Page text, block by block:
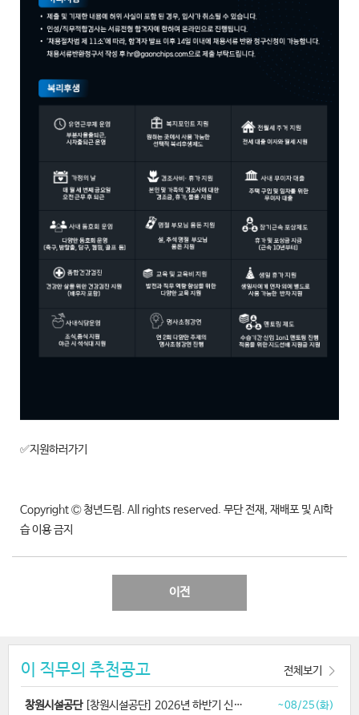
✅지원하러가기
Copyright Ⓒ 청년드림. All rights reserved. 무단 전재, 재배포 및 AI학
습 이용 금지
이전
이 직무의 추천공고
창원시설공단[창원시설공단] 2026년 하반기 신규직원 공개경쟁 채용 ~08/25(화)
전체보기